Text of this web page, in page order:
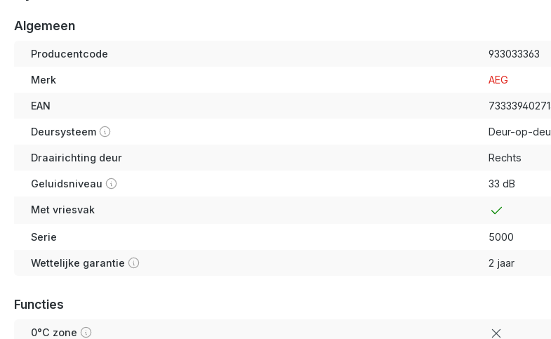
Algemeen
Producentcode 933033363
Merk AEG
EAN
Deursysteem Deur-op-
Draairichting deur Rechts
Geluidsniveau 33 dB
Met vriesvak
Serie 5000
Wettelijke garantie 2 jaar
Functies
0°C zone